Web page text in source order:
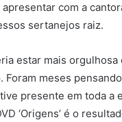
com a
sertanejos raiz.
estar mais
Foram meses
presente em toda a
‘Origens’ é o